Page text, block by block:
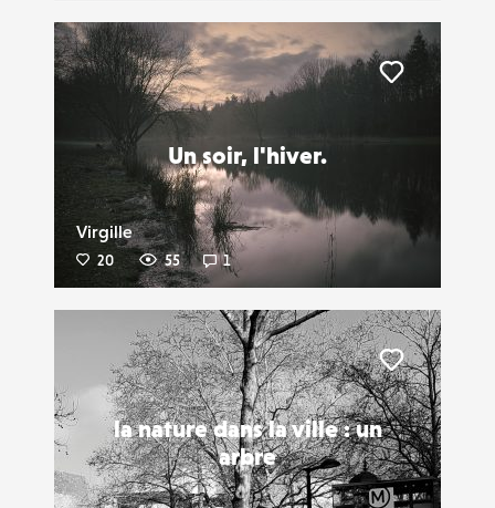
Un soir, l'hiver.
Virgille
20 55 1
Liker
la nature dans la ville : un
arbre
Liker